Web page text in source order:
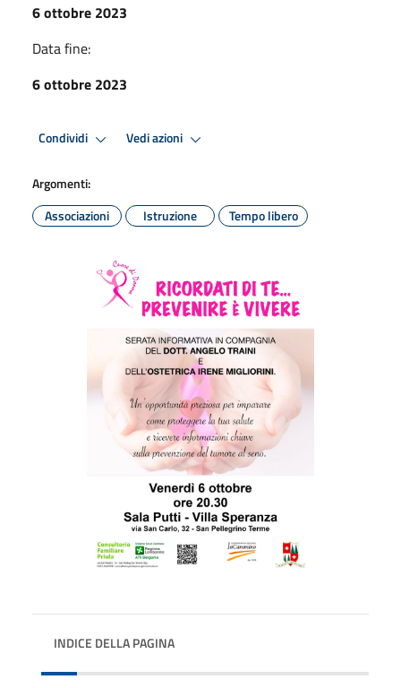
6 ottobre 2023
Data fine:
6 ottobre 2023
Condividi Vedi azioni
Argomenti:
Associazioni
Istruzione Tempo libero
INDICE DELLA PAGINA